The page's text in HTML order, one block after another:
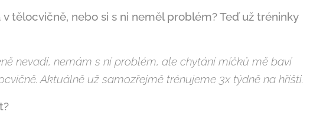
tělocvičně, nebo si s ni neměl problém? Teď už tréninky
nevadí, nemám s ní problém, ale chytání míčků mě baví
Aktuálně už samozřejmě trénujeme 3x týdně na hřišti.